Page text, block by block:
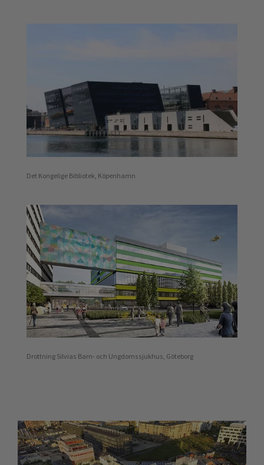
Det Kongelige Bibliotek, Köpenhamn
Drottning Silvias Barn- och Ungdomssjukhus, Göteborg